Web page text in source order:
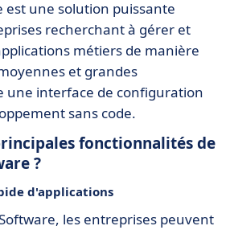
est une solution puissante
recherchant à gérer et
métiers de manière
et grandes
une interface de configuration
sans code.
fonctionnalités de
?
d'applications
les entreprises peuvent